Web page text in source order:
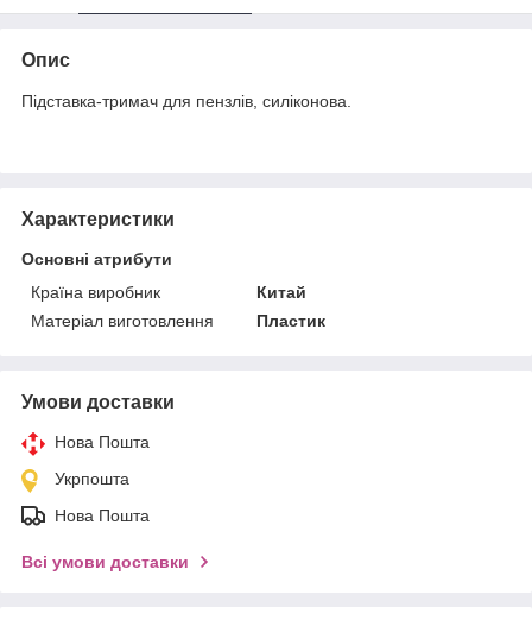
Опис
Підставка-тримач для пензлів, силіконова.
Характеристики
Основні атрибути
Країна виробник
Китай
Матеріал виготовлення
Пластик
Умови доставки
Нова Пошта
Укрпошта
Нова Пошта
Всі умови доставки